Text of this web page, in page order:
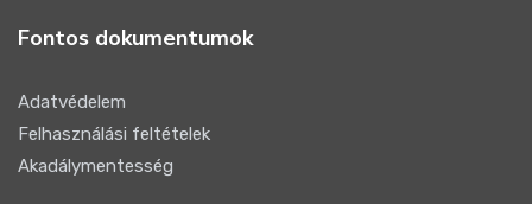
Fontos dokumentumok
Adatvédelem
Felhasználási feltételek
Akadálymentesség